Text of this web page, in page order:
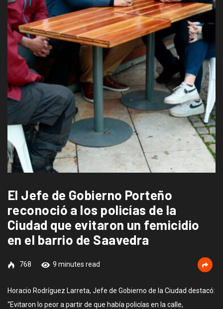
El Jefe de Gobierno Porteño
reconoció a los policías de la
Ciudad que evitaron un femicidio
en el barrio de Saavedra
768 9 minutes read
Horacio Rodríguez Larreta, Jefe de Gobierno de la Ciudad destacó:
“Evitaron lo peor a partir de que había policías en la calle,